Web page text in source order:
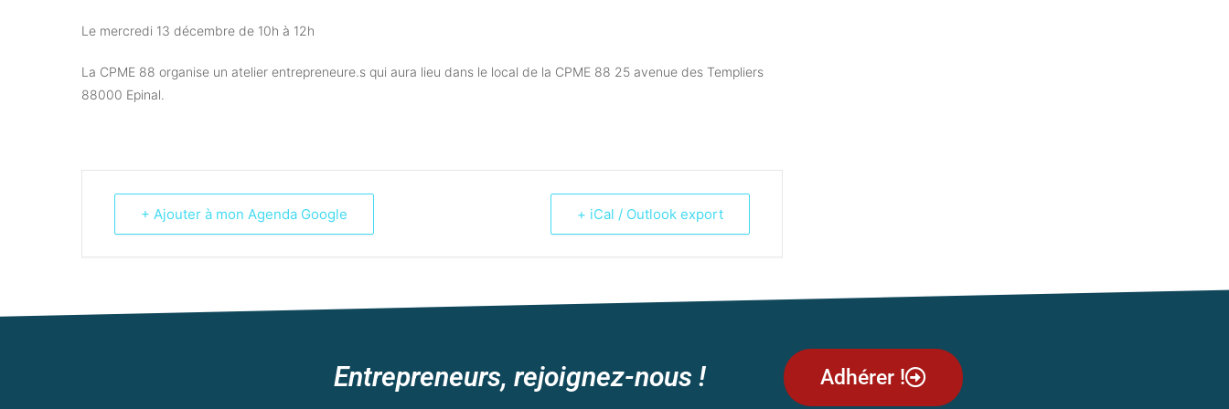
Le mercredi 13 décembre de 10h à 12h
La CPME 88 organise un atelier entrepreneure.s qui aura lieu dans le local de la CPME 88 25 avenue des Templiers
88000 Epinal.
+ Ajouter à mon Agenda Google + iCal / Outlook export
Entrepreneurs, rejoignez-nous ! Adhérer !